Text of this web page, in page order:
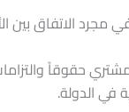
مجرد الاتفاق بين
حقوقاً
في الدولة.